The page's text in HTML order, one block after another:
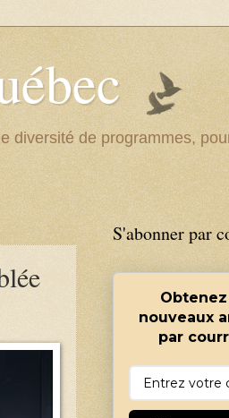
diversité de programmes,
S'abonner par
nouveaux
par